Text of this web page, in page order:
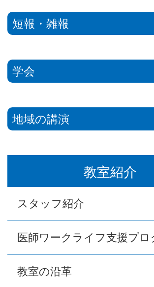
短報・雑報
学会
地域の講演
教室紹介
スタッフ紹介
医師ワークライフ支援プロ
教室の沿革